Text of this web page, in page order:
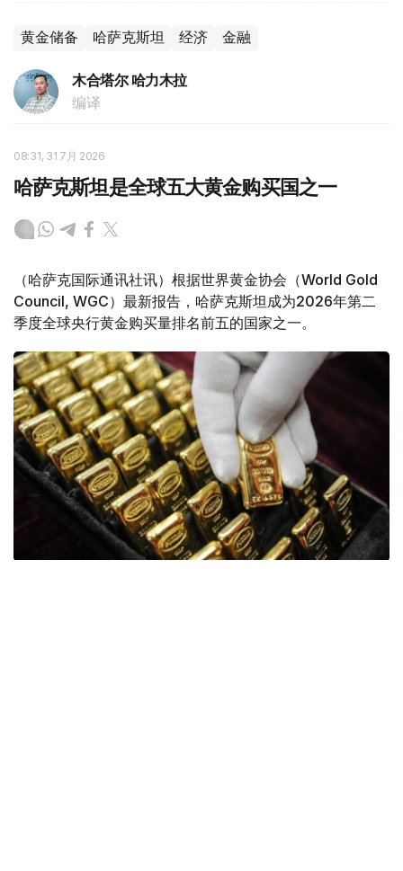
黄金储备 哈萨克斯坦 经济 金融
木合塔尔 哈力木拉
编译
08:31, 31 7月 2026
哈萨克斯坦是全球五大黄金购买国之一
（哈萨克国际通讯社讯）根据世界黄金协会（World Gold
Council, WGC）最新报告，哈萨克斯坦成为2026年第二
季度全球央行黄金购买量排名前五的国家之一。